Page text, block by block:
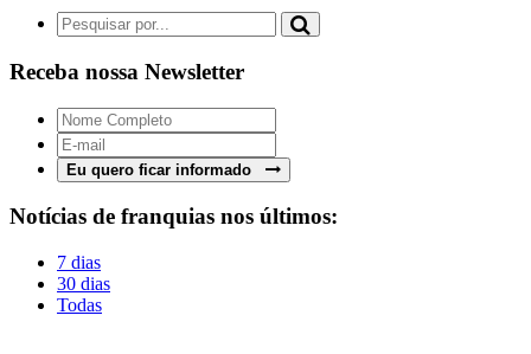
Receba nossa Newsletter
Eu quero ficar informado
Notícias de franquias nos últimos:
7 dias
30 dias
Todas